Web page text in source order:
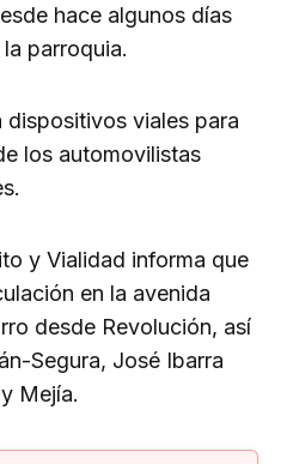
hace algunos días
parroquia.
dispositivos viales para
los automovilistas
y Vialidad informa que
en la avenida
desde Revolución, así
Segura, José Ibarra
Mejía.